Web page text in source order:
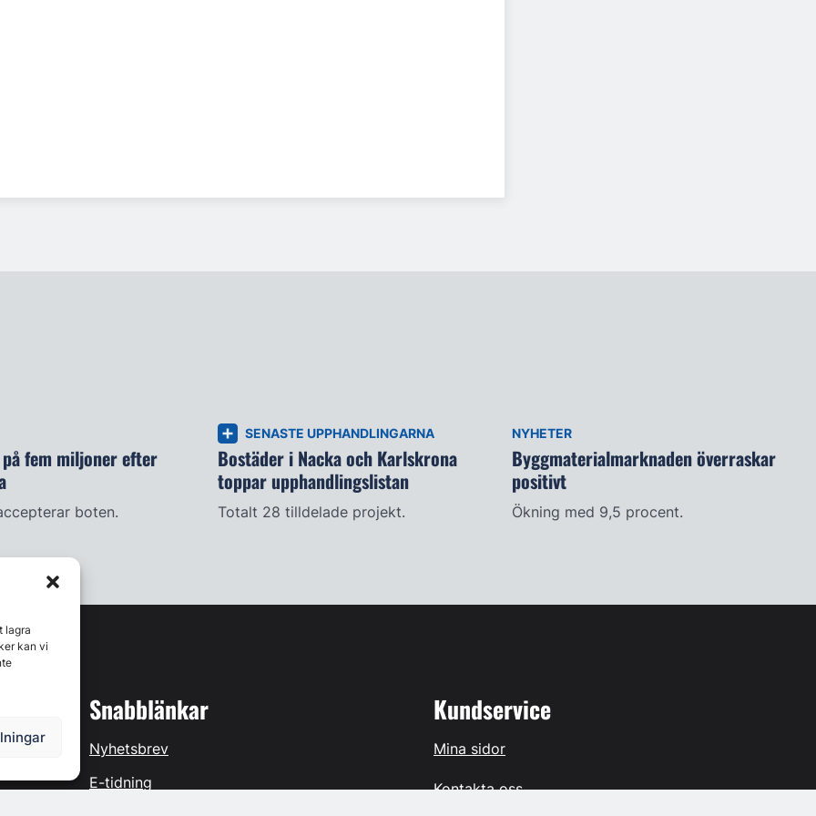
lagra
kan vi
på fem miljoner efter
boten.
SENASTE UPPHANDLINGARNA
Bostäder i Nacka och Karlskrona
toppar upphandlingslistan
Totalt 28 tilldelade projekt.
NYHETER
Byggmaterialmarknaden överraskar
positivt
Ökning med 9,5 procent.
Snabblänkar
Nyhetsbrev
E-tidning
Kundservice
Mina sidor
Kontakta oss